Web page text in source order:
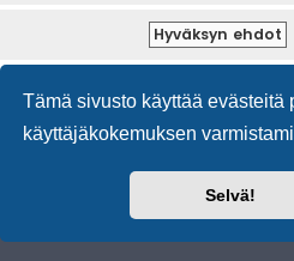
Tämä sivusto käyttää evästeitä
käyttäjäkokemuksen
Selvä!
Etusivu
Flat Style byIan Bradley•
Käännös: